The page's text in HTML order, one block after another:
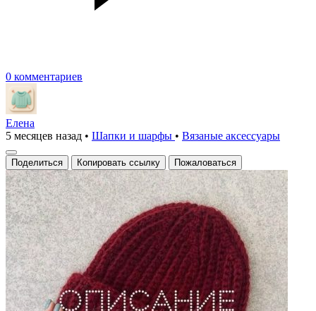
0 комментариев
Елена
5 месяцев назад • Шапки и шарфы • Вязаные аксесcуары
Поделиться Копировать ссылку Пожаловаться